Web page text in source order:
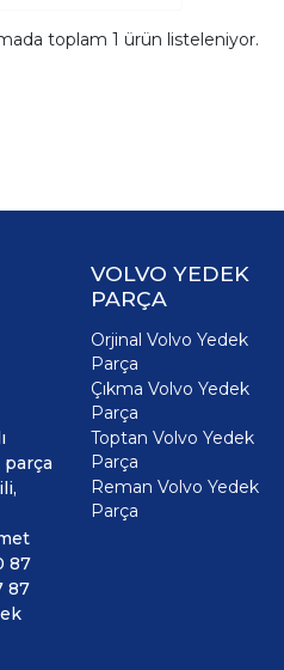
toplam 1 ürün listeleniyor.
87
87
VOLVO YEDEK
PARÇA
Orjinal Volvo Yedek
Parça
Çıkma Volvo Yedek
Parça
Toptan Volvo Yedek
Parça
Reman Volvo Yedek
Parça